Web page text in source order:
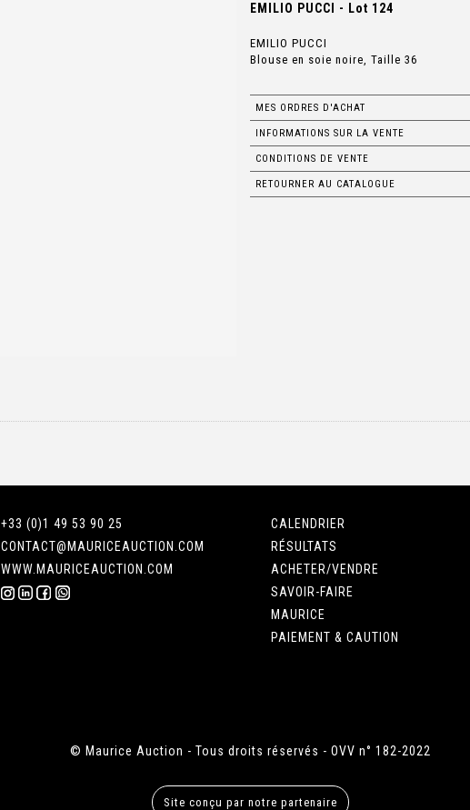
EMILIO PUCCI - Lot 124
EMILIO PUCCI
Blouse en soie noire, Taille 36
MES ORDRES D'ACHAT
INFORMATIONS SUR LA VENTE
CONDITIONS DE VENTE
RETOURNER AU CATALOGUE
+33 (0)1 49 53 90 25
CONTACT@MAURICEAUCTION.COM
WWW.MAURICEAUCTION.COM
CALENDRIER
RÉSULTATS
ACHETER/VENDRE
SAVOIR-FAIRE
MAURICE
PAIEMENT & CAUTION
© Maurice Auction - Tous droits réservés - OVV n° 182-2022
Site conçu par notre partenaire